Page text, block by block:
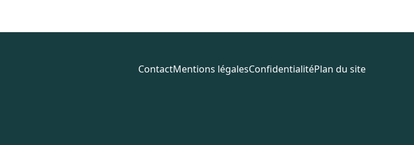
ContactMentions légalesConfidentialitéPlan du site